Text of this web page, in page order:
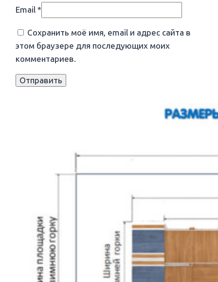
Email *
Сохранить моё имя, email и адрес сайта в
этом браузере для последующих моих
комментариев.